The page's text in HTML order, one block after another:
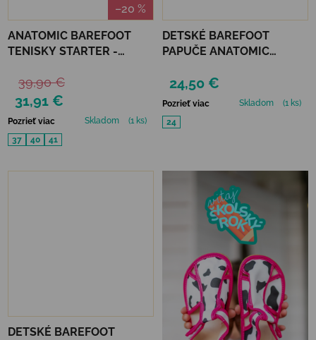
–20 %
ANATOMIC BAREFOOT
TENISKY STARTER -
31,91 €
39,90 €
Pozrieť viac Skladom
(1 ks)
37
40 41
DETSKÉ BAREFOOT
PAPUČE ANATOMIC
24,50 €
Pozrieť viac Skladom
(1 ks)
24
DETSKÉ BAREFOOT